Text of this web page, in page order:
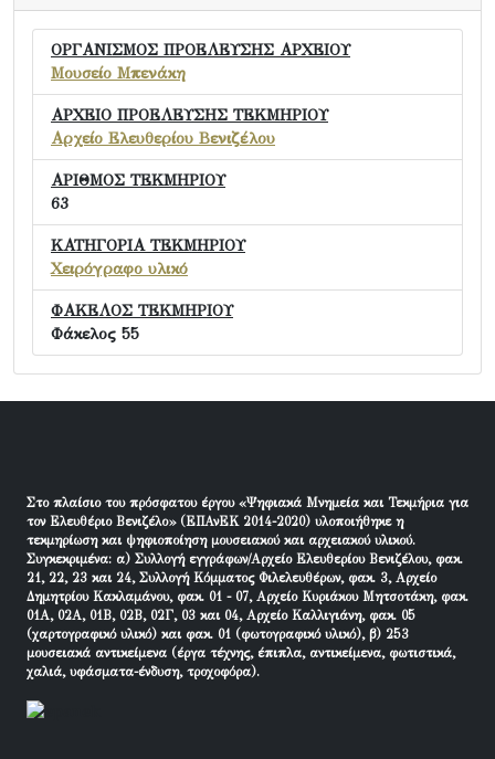
ΟΡΓΑΝΙΣΜΟΣ ΠΡΟΕΛΕΥΣΗΣ ΑΡΧΕΙΟΥ
Μουσείο Μπενάκη
ΑΡΧΕΙΟ ΠΡΟΕΛΕΥΣΗΣ ΤΕΚΜΗΡΙΟΥ
Αρχείο Ελευθερίου Βενιζέλου
ΑΡΙΘΜΟΣ ΤΕΚΜΗΡΙΟΥ
63
ΚΑΤΗΓΟΡΙΑ ΤΕΚΜΗΡΙΟΥ
Χειρόγραφο υλικό
ΦΑΚΕΛΟΣ ΤΕΚΜΗΡΙΟΥ
Φάκελος 55
Στο πλαίσιο του πρόσφατου έργου «Ψηφιακά Μνημεία και Τεκμήρια για
τον Ελευθέριο Βενιζέλο» (ΕΠΑνΕΚ 2014-2020) υλοποιήθηκε η
τεκμηρίωση και ψηφιοποίηση μουσειακού και αρχειακού υλικού.
Συγκεκριμένα: α) Συλλογή εγγράφων/Αρχείο Ελευθερίου Βενιζέλου, φακ.
21, 22, 23 και 24, Συλλογή Κόμματος Φιλελευθέρων, φακ. 3, Αρχείο
Δημητρίου Κακλαμάνου, φακ. 01 - 07, Αρχείο Κυριάκου Μητσοτάκη, φακ.
01Α, 02Α, 01Β, 02Β, 02Γ, 03 και 04, Αρχείο Καλλιγιάνη, φακ. 05
(χαρτογραφικό υλικό) και φακ. 01 (φωτογραφικό υλικό), β) 253
μουσειακά αντικείμενα (έργα τέχνης, έπιπλα, αντικείμενα, φωτιστικά,
χαλιά, υφάσματα-ένδυση, τροχοφόρα).